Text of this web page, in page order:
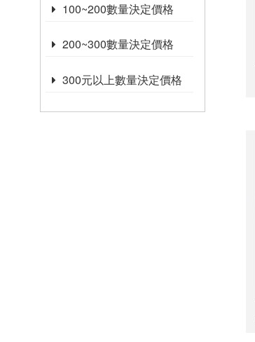
100~200數量決定價格
200~300數量決定價格
300元以上數量決定價格